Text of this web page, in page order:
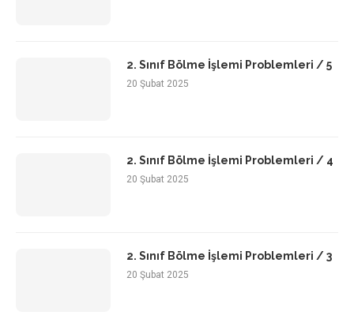
2. Sınıf Bölme İşlemi Problemleri / 5
20 Şubat 2025
2. Sınıf Bölme İşlemi Problemleri / 4
20 Şubat 2025
2. Sınıf Bölme İşlemi Problemleri / 3
20 Şubat 2025